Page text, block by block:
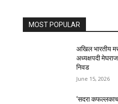
MOST POPULAR
अखिल भारतीय
अध्यक्षपदी
निवड
June 15, 2026
‘सदरा